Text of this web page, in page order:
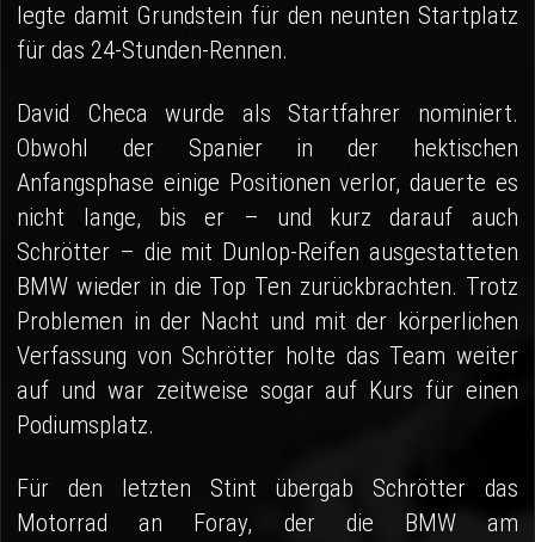
legte damit Grundstein für den neunten Startplatz
für das 24-Stunden-Rennen.
David Checa wurde als Startfahrer nominiert.
Obwohl der Spanier in der hektischen
Anfangsphase einige Positionen verlor, dauerte es
nicht lange, bis er – und kurz darauf auch
Schrötter – die mit Dunlop-Reifen ausgestatteten
BMW wieder in die Top Ten zurückbrachten. Trotz
Problemen in der Nacht und mit der körperlichen
Verfassung von Schrötter holte das Team weiter
auf und war zeitweise sogar auf Kurs für einen
Podiumsplatz.
Für den letzten Stint übergab Schrötter das
Motorrad an Foray, der die BMW am